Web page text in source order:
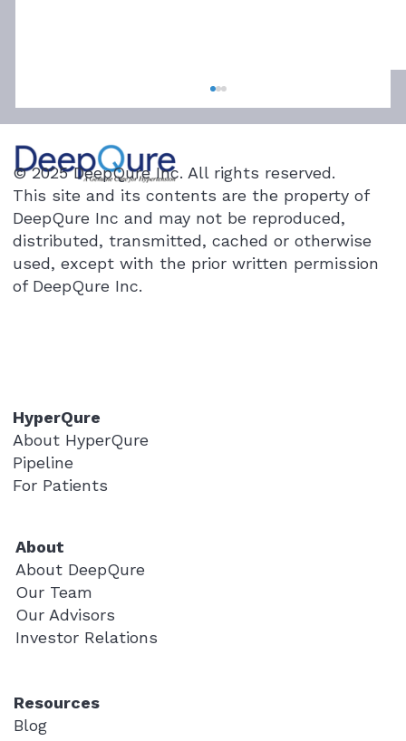
Procedure Opens New Path for Severe
Hypertension
"I stared at the numbers for a long time,
thinking I must have misread them." This
was the text message a medical team at
Seoul National University Hospital recently
received from a patient in their 5
© 2025 DeepQure Inc. All rights reserved.
This site and its contents are the property of
DeepQure Inc and may not be reproduced,
distributed, transmitted, cached or otherwise
used, except with the prior written permission
of DeepQure Inc.
HyperQure
About HyperQure
Pipeline
For Patients
Resources
Blog
About
About DeepQure
Our Team
Our Advisors
Investor Relations